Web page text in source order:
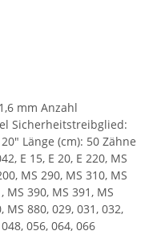
mm Anzahl
Sicherheitstreibglied:
Länge (cm): 50 Zähne
E 15, E 20, E 220, MS
MS 290, MS 310, MS
MS 390, MS 391, MS
MS 880, 029, 031, 032,
056, 064, 066